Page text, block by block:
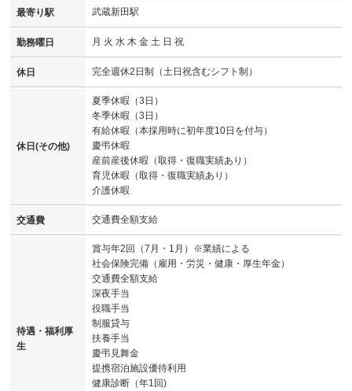
最寄り駅 武蔵新田駅
勤務曜日 月 火 水 木 金 土 日 祝
休日 完全週休2日制（土日祝含むシフト制）
休日(その他)
夏季休暇（3日）
冬季休暇（3日）
有給休暇（本採用時に初年度10日を付与）
慶弔休暇
産前産後休暇（取得・復職実績あり）
育児休暇（取得・復職実績あり）
介護休暇
交通費 交通費全額支給
待遇・福利厚
生
賞与年2回（7月・1月）※業績による
社会保険完備（雇用・労災・健康・厚生年金）
交通費全額支給
深夜手当
役職手当
制服貸与
扶養手当
慶弔見舞金
提携宿泊施設優待利用
健康診断（年1回)